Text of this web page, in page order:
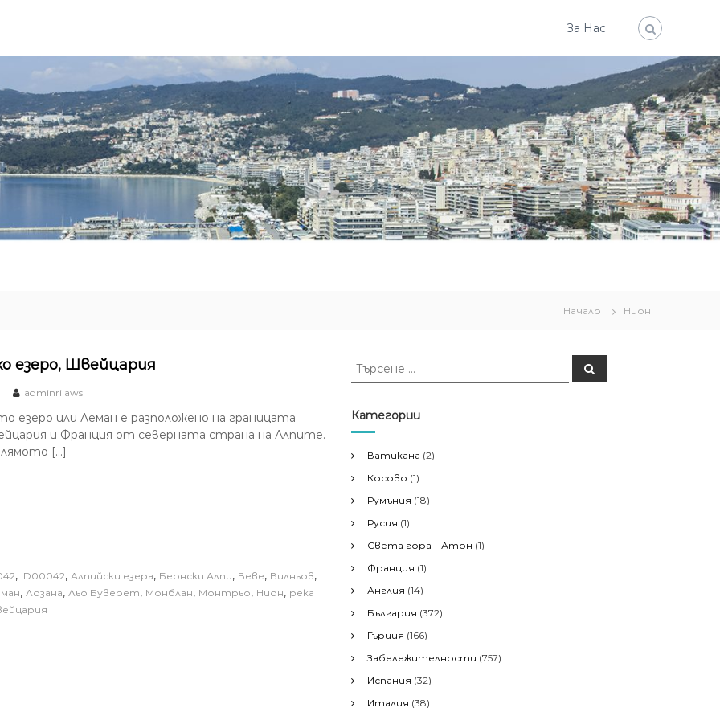
За Нас
Начало Нион
езеро, Швейцария
adminrilaws
езеро или Леман е разположено на границата
и Франция от северната страна на Алпите.
[…]
, ID00042, Алпийски езера, Бернски Алпи, Веве, Вилньов,
, Лозана, Льо Буверет, Монблан, Монтрьо, Нион, река
Т
с
е
е
з
а
Т
ъ
е
Категории
Ватикана (2)
Косово (1)
Румъния (18)
Русия (1)
Света гора – Атон (1)
Франция (1)
Англия (14)
България (372)
Гърция (166)
Забележителности (757)
Испания (32)
Италия (38)